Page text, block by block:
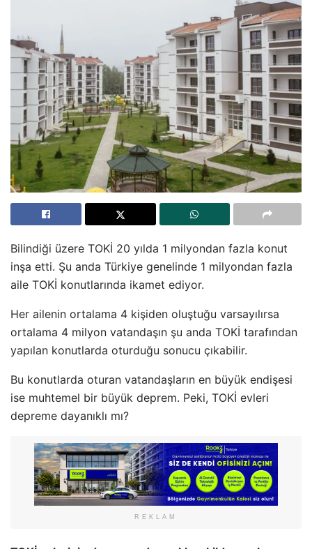
Bilindiği üzere TOKİ 20 yılda 1 milyondan fazla konut
inşa etti. Şu anda Türkiye genelinde 1 milyondan fazla
aile TOKİ konutlarında ikamet ediyor.
Her ailenin ortalama 4 kişiden oluştuğu varsayılırsa
ortalama 4 milyon vatandaşın şu anda TOKİ tarafından
yapılan konutlarda oturduğu sonucu çıkabilir.
Bu konutlarda oturan vatandaşların en büyük endişesi
ise muhtemel bir büyük deprem. Peki, TOKİ evleri
depreme dayanıklı mı?
REKLAM